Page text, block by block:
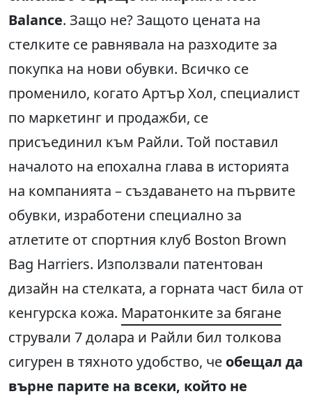
Balance. Защо не? Защото цената на
стелките се равнявала на разходите за
покупка на нови обувки. Всичко се
променило, когато Артър Хол, специалист
по маркетинг и продажби, се
присъединил към Райли. Той поставил
началото на епохална глава в историята
на компанията – създаването на първите
обувки, изработени специално за
атлетите от спортния клуб Boston Brown
Bag Harriers. Използвали патентован
дизайн на стелката, а горната част била от
кенгурска кожа. Маратонките за бягане
стрували 7 долара и Райли бил толкова
сигурен в тяхното удобство, че обещал да
върне парите на всеки, който не